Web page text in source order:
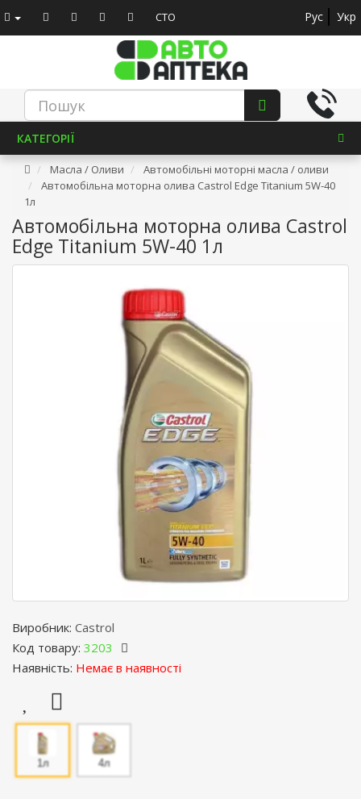
СТО Рус Укр
КАТЕГОРІЇ
Масла / Оливи
Автомобільні моторні масла / оливи
Автомобільна моторна олива Castrol Edge Titanium 5W-40
1л
Автомобільна моторна олива Castrol
Edge Titanium 5W-40 1л
Виробник: Castrol
Код товару: 3203
Наявність: Немає в наявності
1л 4л